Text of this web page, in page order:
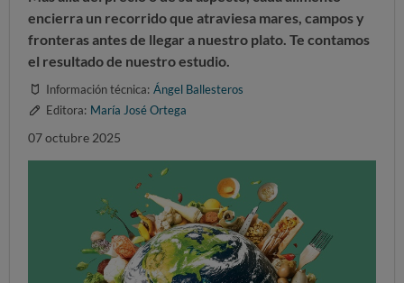
encierra un recorrido que atraviesa mares, campos y
fronteras antes de llegar a nuestro plato. Te contamos
el resultado de nuestro estudio.
Información técnica: Ángel Ballesteros
Editora: María José Ortega
07 octubre 2025